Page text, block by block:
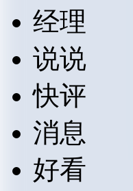
经理
说说
快评
消息
好看